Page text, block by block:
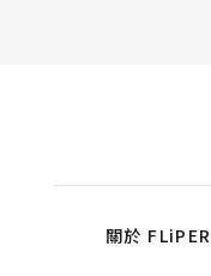
關於 FLiPER